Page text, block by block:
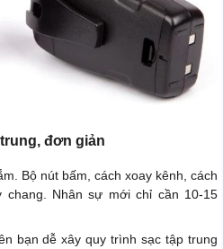
đơn giản
Bộ nút bấm, cách xoay kênh, cách
chang. Nhân sự mới chỉ cần 10-15
bạn dễ xây quy trình sạc tập trung